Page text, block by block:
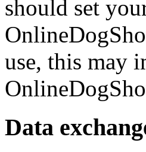
should set
use, this may
Data